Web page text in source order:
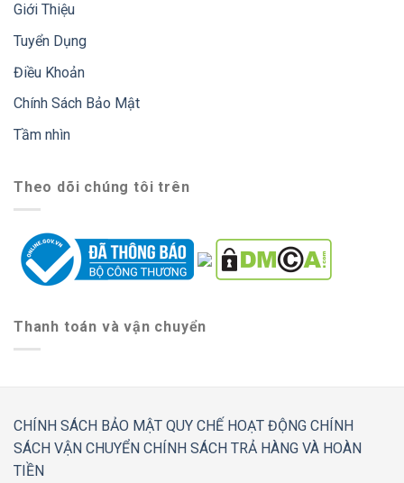
Giới Thiệu
Tuyển Dụng
Điều Khoản
Chính Sách Bảo Mật
Tầm nhìn
Theo dõi chúng tôi trên
Thanh toán và vận chuyển
CHÍNH SÁCH BẢO MẬT QUY CHẾ HOẠT ĐỘNG CHÍNH
SÁCH VẬN CHUYỂN CHÍNH SÁCH TRẢ HÀNG VÀ HOÀN
TIỀN